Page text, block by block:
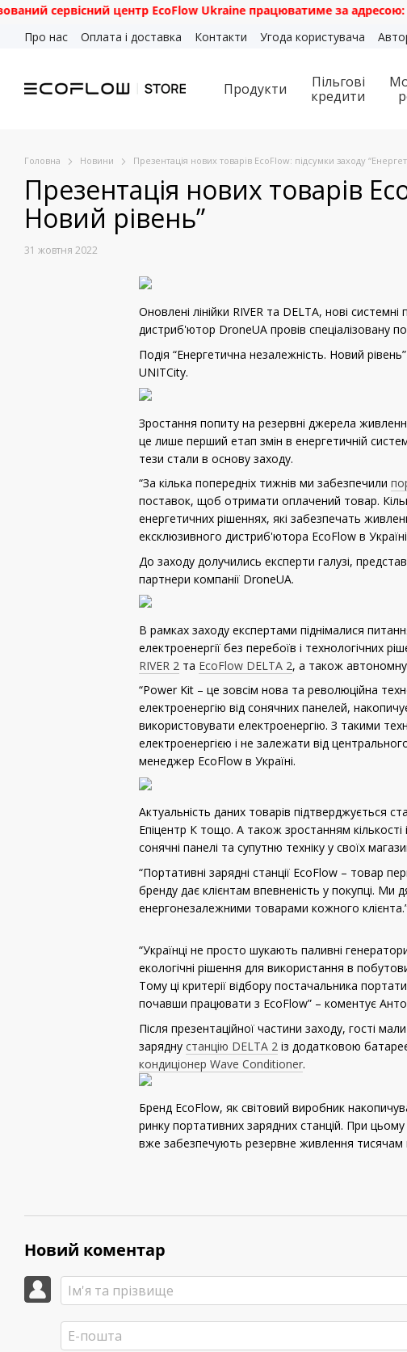
Перейти до основного контенту
центр EcoFlow Ukraine працюватиме за адресою: м.
Про нас
Оплата і доставка Контакти Угода користувача
Продукти
Пільгові
кредити
Головна Новини Презентація нових товарів EcoFlow: підсумки заходу
Презентація нових товарів
Новий рівень”
31 жовтня 2022
Оновлені лінійки RIVER та DELTA, нові
дистриб'ютор DroneUA провів спеціалізовану
Подія “Енергетична незалежність. Новий
UNITCity.
Зростання попиту на резервні джерела
це лише перший етап змін в енергетичній
тези стали в основу заходу.
“За кілька попередніх тижнів ми забезпечили
поставок, щоб отримати оплачений товар.
енергетичних рішеннях, які забезпечать
ексклюзивного дистриб'ютора EcoFlow в
До заходу долучились експерти галузі,
партнери компанії DroneUA.
В рамках заходу експертами піднімалися
електроенергії без перебоїв і технологічних
RIVER 2 та EcoFlow DELTA 2, а також
“Power Kit – це зовсім нова та революційна
електроенергію від сонячних панелей,
використовувати електроенергію. З такими
електроенергією і не залежати від
менеджер EcoFlow в Україні.
Актуальність даних товарів підтверджується
Епіцентр К тощо. А також зростанням кількості
сонячні панелі та супутню техніку у своїх
“Портативні зарядні станції EcoFlow – товар
бренду дає клієнтам впевненість у покупці.
енергонезалежними товарами кожного
“Українці не просто шукають паливні
екологічні рішення для використання в
Тому ці критерії відбору постачальника
почавши працювати з EcoFlow” – коментує
Після презентаційної частини заходу, гості
зарядну станцію DELTA 2 із додатковою
кондиціонер Wave Conditioner.
Бренд EcoFlow, як світовий виробник
ринку портативних зарядних станцій. При
вже забезпечують резервне живлення тисячам
Новий коментар